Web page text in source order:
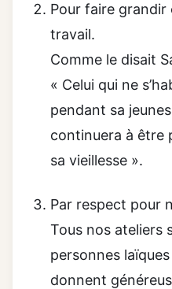
Pour faire grandir
travail.
Comme le disait
« Celui qui ne
pendant sa
continuera à être
sa vieillesse ».
Par respect pour
Tous nos ateliers
personnes
donnent